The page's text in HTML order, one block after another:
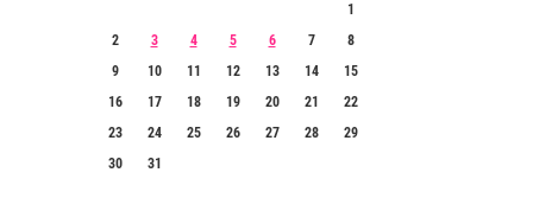
1
2
3 4 5 6 7
8
9
10 11 12 13 14
15
16
17 18 19 20 21
22
23
24 25 26 27 28
29
30
31